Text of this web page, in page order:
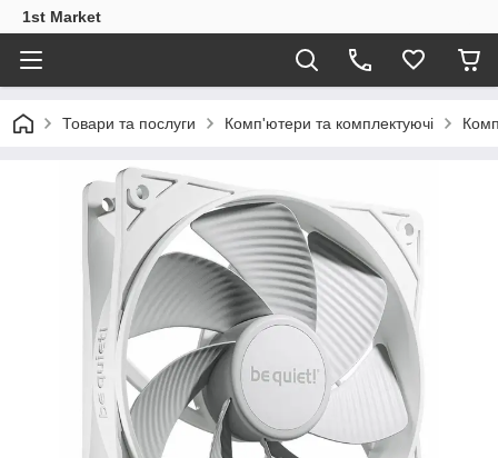
1st Market
Товари та послуги Комп'ютери та комплектуючі